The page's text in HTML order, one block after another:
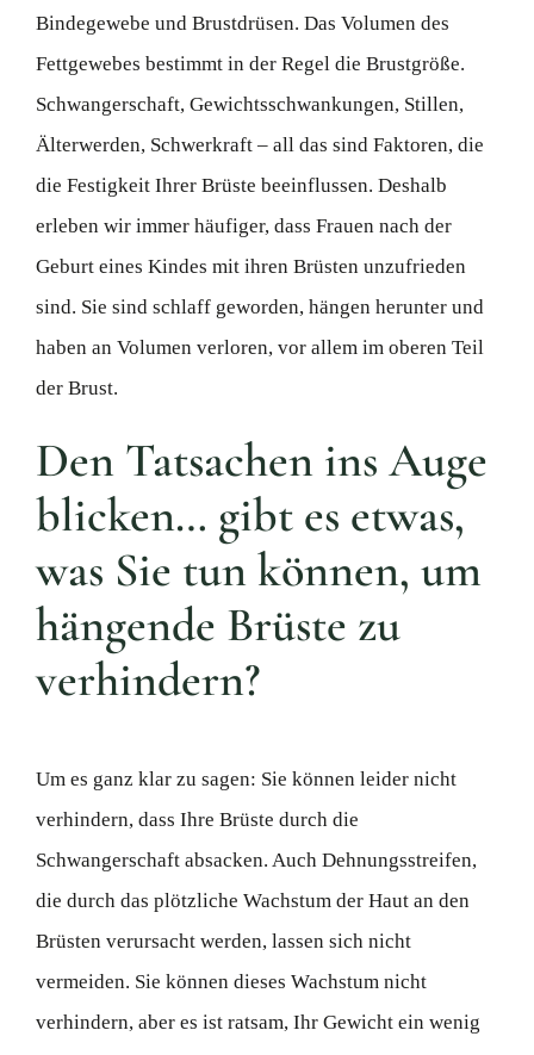
Bindegewebe und Brustdrüsen. Das Volumen des
Fettgewebes bestimmt in der Regel die Brustgröße.
Schwangerschaft, Gewichtsschwankungen, Stillen,
Älterwerden, Schwerkraft – all das sind Faktoren, die
die Festigkeit Ihrer Brüste beeinflussen. Deshalb
erleben wir immer häufiger, dass Frauen nach der
Geburt eines Kindes mit ihren Brüsten unzufrieden
sind. Sie sind schlaff geworden, hängen herunter und
haben an Volumen verloren, vor allem im oberen Teil
der Brust.
Den Tatsachen ins Auge
blicken… gibt es etwas,
was Sie tun können, um
hängende Brüste zu
verhindern?
Um es ganz klar zu sagen: Sie können leider nicht
verhindern, dass Ihre Brüste durch die
Schwangerschaft absacken. Auch Dehnungsstreifen,
die durch das plötzliche Wachstum der Haut an den
Brüsten verursacht werden, lassen sich nicht
vermeiden. Sie können dieses Wachstum nicht
verhindern, aber es ist ratsam, Ihr Gewicht ein wenig